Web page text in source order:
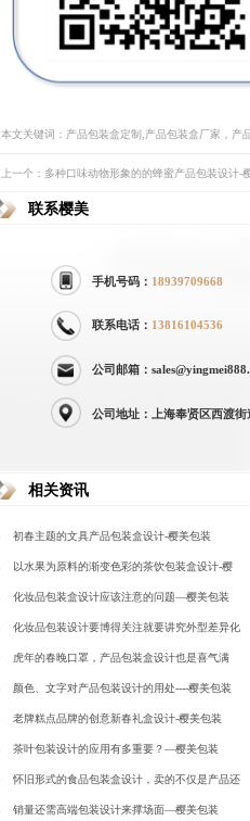
本文关键词：产品包装盒定制,产品包装盒厂家，产
上一个：多种口味动物形象的的蜂蜜产品包装设计-
联系樱美
手机号码： 18939709668
联系电话： 13816104536
公司邮箱：
公司地址：上海奉贤区西渡
相关资讯
初春主题的文具产品包装盒设计-樱美包装
以水果为原料的渐变色彩的茶饮包装盒设计-樱
美包装
化妆品包装盒设计应该注意的问题—樱美包装
化妆品包装设计要博得关注就要讲究外型差异化
—樱美包装
虎年的春晚口罩，产品包装盒设计也是喜气满
满-樱美包装
颜色、文字对产品包装设计的用处----樱美包装
老牌糕点品牌的创意新春礼盒设计-樱美包装
茶叶包装设计的应用有多重要？—樱美包装
怀旧形式的食品包装盒设计，卖的不仅是产品还
有情怀-樱美包装
销量还需高端包装设计来撑场面—樱美包装